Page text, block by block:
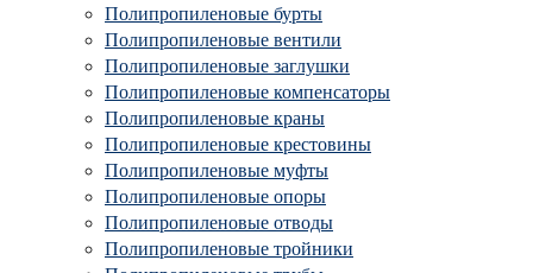
Полипропиленовые бурты
Полипропиленовые вентили
Полипропиленовые заглушки
Полипропиленовые компенсаторы
Полипропиленовые краны
Полипропиленовые крестовины
Полипропиленовые муфты
Полипропиленовые опоры
Полипропиленовые отводы
Полипропиленовые тройники